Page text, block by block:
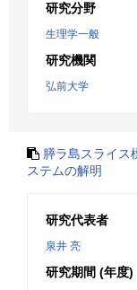
研究分野
生理学一般
研究機関
弘前大学
膵ラ島スライス
ステムの解明
研究代表者
泉井 亮
研究期間 (年度)